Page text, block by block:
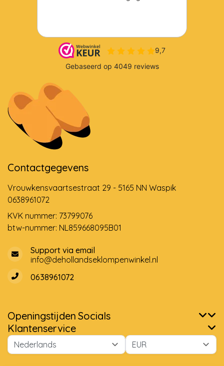
Wij slaan cookies op om onze website te verbeteren. Is dat
akkoord?
Contactgegevens
Vrouwkensvaartsestraat 29 - 5165 NN Waspik
0638961072
KVK nummer: 73799076
btw-nummer: NL859668095B01
Support via email
info@dehollandseklompenwinkel.nl
0638961072
Openingstijden Socials
Klantenservice